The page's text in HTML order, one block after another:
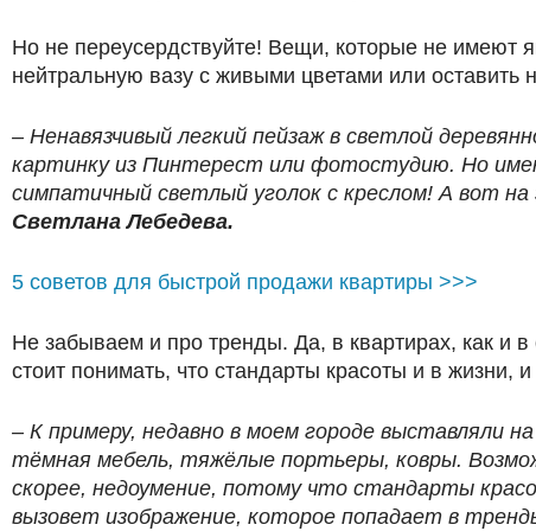
Но не переусердствуйте! Вещи, которые не имеют
нейтральную вазу с живыми цветами или
– Ненавязчивый легкий пейзаж в светлой
картинку из Пинтерест или фотостудию. Но
симпатичный светлый уголок с креслом! А вот
Светлана Лебедева.
5 советов для быстрой продажи квартиры >>>
Не забываем и про тренды. Да, в квартирах, как и
стоит понимать, что стандарты красоты и в
– К примеру, недавно в моем городе выставляли
тёмная мебель, тяжёлые портьеры, ковры.
скорее, недоумение, потому что стандарты
вызовет изображение, которое попадает в